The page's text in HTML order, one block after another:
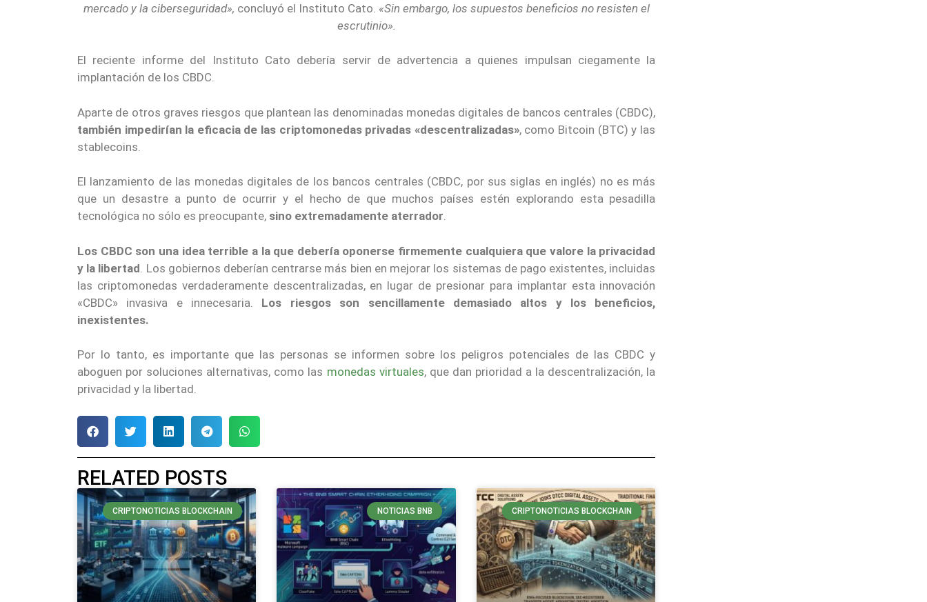
mercado y la ciberseguridad», concluyó el Instituto Cato. «Sin embargo, los supuestos beneficios no resisten el
escrutinio».
El reciente informe del Instituto Cato debería servir de advertencia a quienes impulsan ciegamente la
implantación de los CBDC.
Aparte de otros graves riesgos que plantean las denominadas monedas digitales de bancos centrales (CBDC),
también impedirían la eficacia de las criptomonedas privadas «descentralizadas», como Bitcoin (BTC) y las
stablecoins.
El lanzamiento de las monedas digitales de los bancos centrales (CBDC, por sus siglas en inglés) no es más
que un desastre a punto de ocurrir y el hecho de que muchos países estén explorando esta pesadilla
tecnológica no sólo es preocupante, sino extremadamente aterrador.
Los CBDC son una idea terrible a la que debería oponerse firmemente cualquiera que valore la privacidad
y la libertad . Los gobiernos deberían centrarse más bien en mejorar los sistemas de pago existentes, incluidas
las criptomonedas verdaderamente descentralizadas, en lugar de presionar para implantar esta innovación
«CBDC» invasiva e innecesaria. Los riesgos son sencillamente demasiado altos y los beneficios,
inexistentes.
Por lo tanto, es importante que las personas se informen sobre los peligros potenciales de las CBDC y
aboguen por soluciones alternativas, como las monedas virtuales, que dan prioridad a la descentralización, la
privacidad y la libertad.
RELATED POSTS
CRIPTONOTICIAS BLOCKCHAIN NOTICIAS BNB CRIPTONOTICIAS BLOCKCHAIN